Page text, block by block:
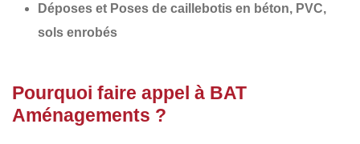
Déposes et Poses de caillebotis en béton, PVC,
sols enrobés
Pourquoi faire appel à BAT
Aménagements ?